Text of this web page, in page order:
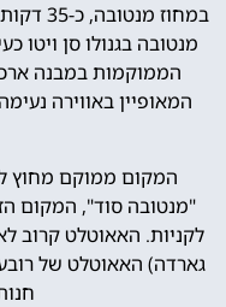
במחוז
הממוקמות במבנה
המאופיין באווירה
המקום ממוקם מחוץ
"מנטובה סוד", המקום
גארדה) האאוטלט של